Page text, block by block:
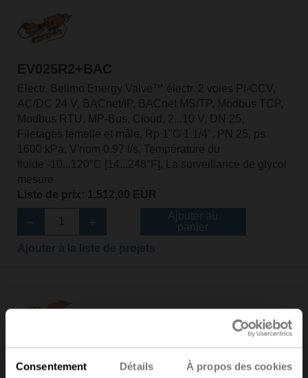
Consentement Détails À propos des cookies
EV025R2+BAC
Electr. Belimo Energy Valve™ électr. 2 voies PI-CCV,
AC/DC 24 V, BACnet/IP, BACnet MS/TP, Modbus TCP,
Modbus RTU, MP-Bus, Cloud, 2...10 V, DN 25,
Filetages femelle et mâle, Rp 1"G 1 1/4", PN 25, ps
1600 kPa, V'nom 0.97 l/s, Température du
fluide -10...120°C [14...248°F], La surveillance de glycol
mesure
Liste de prix: 1.512,00 EUR
EV025R2+KBAC
Electr. Belimo Energy Valve™ 2 voies PI-CCV avec